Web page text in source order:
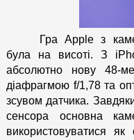
Гра Apple з
була на висоті. З
абсолютно нову 48-
діафрагмою f/1,78 та
зсувом датчика.
сенсора основна
використовуватися